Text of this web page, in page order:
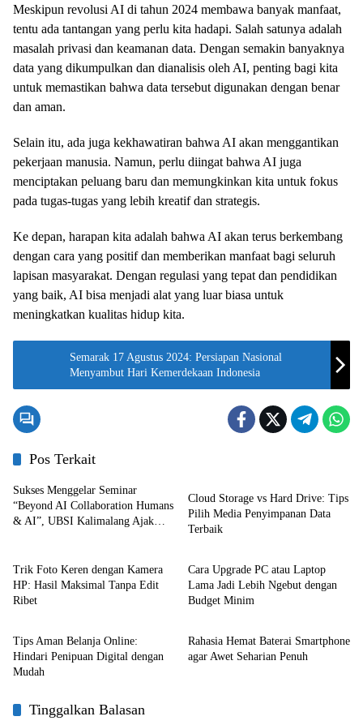
Meskipun revolusi AI di tahun 2024 membawa banyak manfaat,
tentu ada tantangan yang perlu kita hadapi. Salah satunya adalah
masalah privasi dan keamanan data. Dengan semakin banyaknya
data yang dikumpulkan dan dianalisis oleh AI, penting bagi kita
untuk memastikan bahwa data tersebut digunakan dengan benar
dan aman.
Selain itu, ada juga kekhawatiran bahwa AI akan menggantikan
pekerjaan manusia. Namun, perlu diingat bahwa AI juga
menciptakan peluang baru dan memungkinkan kita untuk fokus
pada tugas-tugas yang lebih kreatif dan strategis.
Ke depan, harapan kita adalah bahwa AI akan terus berkembang
dengan cara yang positif dan memberikan manfaat bagi seluruh
lapisan masyarakat. Dengan regulasi yang tepat dan pendidikan
yang baik, AI bisa menjadi alat yang luar biasa untuk
meningkatkan kualitas hidup kita.
Semarak 17 Agustus 2024: Persiapan Nasional
Menyambut Hari Kemerdekaan Indonesia
Pos Terkait
Sukses Menggelar Seminar
“Beyond AI Collaboration Humans
& AI”, UBSI Kalimalang Ajak
Cloud Storage vs Hard Drive: Tips
Pilih Media Penyimpanan Data
Terbaik
Trik Foto Keren dengan Kamera
HP: Hasil Maksimal Tanpa Edit
Ribet
Teknologi
Cara Upgrade PC atau Laptop
Lama Jadi Lebih Ngebut dengan
Budget Minim
Teknologi
Tips Aman Belanja Online:
Hindari Penipuan Digital dengan
Mudah
Teknologi
Rahasia Hemat Baterai Smartphone
agar Awet Seharian Penuh
Tinggalkan Balasan